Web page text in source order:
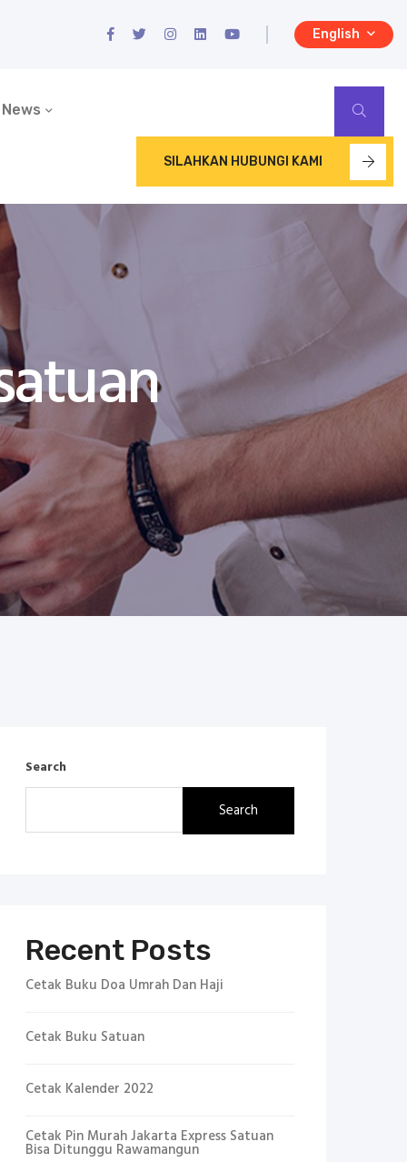
English
News
SILAHKAN HUBUNGI KAMI
Search
Search
Recent Posts
Cetak Buku Doa Umrah Dan Haji
Cetak Buku Satuan
Cetak Kalender 2022
Cetak Pin Murah Jakarta Express Satuan
Bisa Ditunggu Rawamangun